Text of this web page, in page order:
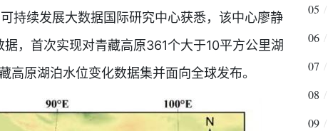
续发展大数据国际研究中心获悉，该中心廖静
，首次实现对青藏高原361个大于10平方公里湖
原湖泊水位变化数据集并面向全球发布。
05
06
07
08
09